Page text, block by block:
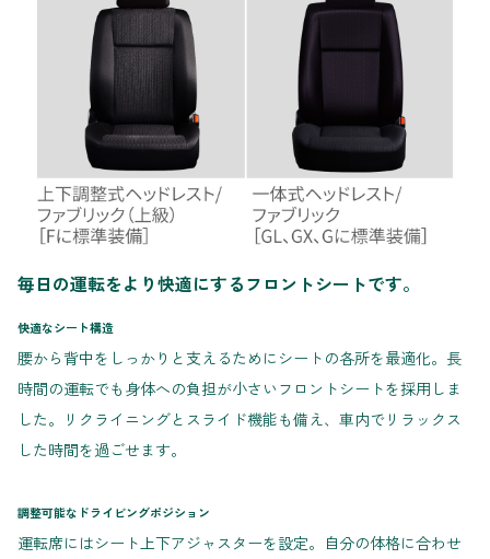
毎日の運転をより快適にするフロントシートです。
快適なシート構造
腰から背中をしっかりと支えるためにシートの各所を最適化。長
時間の運転でも身体への負担が小さいフロントシートを採用しま
した。リクライニングとスライド機能も備え、車内でリラックス
した時間を過ごせます。
調整可能なドライビングポジション
運転席にはシート上下アジャスターを設定。自分の体格に合わせ